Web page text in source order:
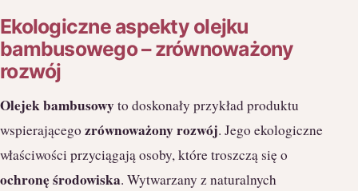
Ekologiczne aspekty olejku
bambusowego – zrównoważony
rozwój
Olejek bambusowyto doskonały przykład produktu
wspierającego zrównoważony rozwój. Jego ekologiczne
właściwości przyciągają osoby, które troszczą się o
ochronę środowiska. Wytwarzany z naturalnych